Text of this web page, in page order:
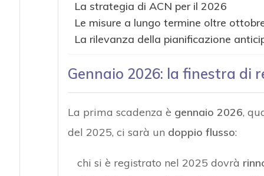
La strategia di ACN per il 2026
Le misure a lungo termine oltre
La rilevanza della pianificazione
Gennaio 2026: la finestra di
La prima scadenza è gennaio 2026,
del 2025, ci sarà un doppio flusso:
chi si è registrato nel 2025 dovrà